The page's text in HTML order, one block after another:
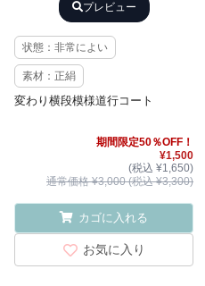
プレビュー
状態：非常によい
素材：正絹
変わり横段模様道行コート
期間限定50％OFF！
¥1,500
(税込 ¥1,650)
通常価格 ¥3,000 (税込 ¥3,300)
カゴに入れる
お気に入り